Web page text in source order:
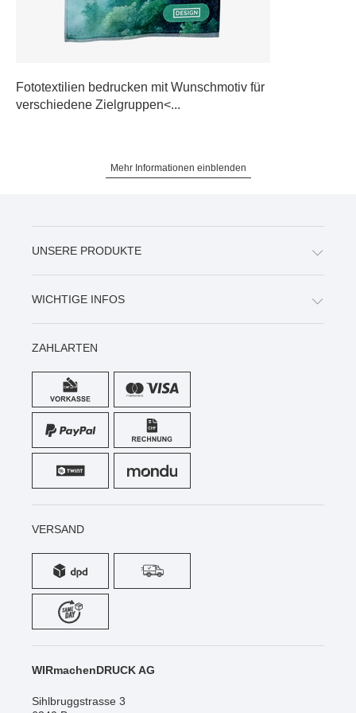
Fototextilien bedrucken mit Wunschmotiv für
verschiedene Zielgruppen<...
Mehr Informationen einblenden
UNSERE PRODUKTE
WICHTIGE INFOS
ZAHLARTEN
VERSAND
WIRmachenDRUCK AG
Sihlbruggstrasse 3